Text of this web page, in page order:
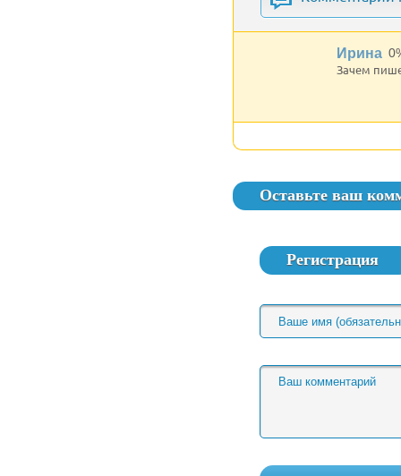
Ирина
Зачем
Оставьте ваш
Регистрация